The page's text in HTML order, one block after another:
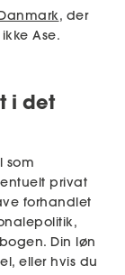
, der
Ase.
i det
som
privat
forhandlet
Din løn
eller hvis du